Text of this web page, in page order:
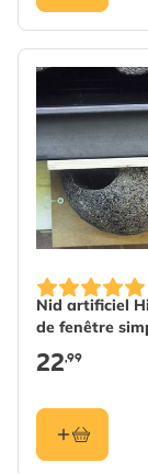
Nid artificiel
de fenêtre
entrée gauche
22,99